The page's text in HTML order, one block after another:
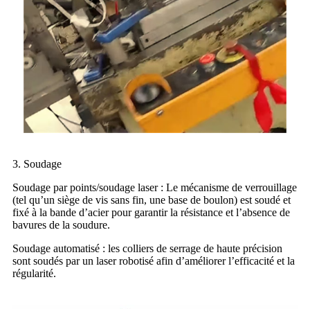
3. Soudage
Soudage par points/soudage laser : Le mécanisme de verrouillage
(tel qu’un siège de vis sans fin, une base de boulon) est soudé et
fixé à la bande d’acier pour garantir la résistance et l’absence de
bavures de la soudure.
Soudage automatisé : les colliers de serrage de haute précision
sont soudés par un laser robotisé afin d’améliorer l’efficacité et la
régularité.